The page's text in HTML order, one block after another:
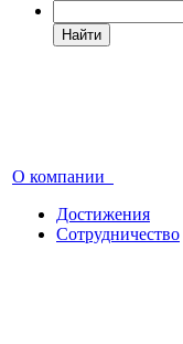
Найти
О компании
Достижения
Сотрудничество